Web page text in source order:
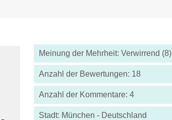
Meinung der Mehrheit: Verwirrend (8)
Anzahl der Bewertungen: 18
Anzahl der Kommentare: 4
Stadt: München - Deutschland